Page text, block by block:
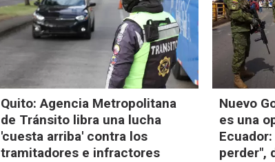
Quito: Agencia Metropolitana
de Tránsito libra una lucha
'cuesta arriba' contra los
tramitadores e infractores
Nuevo
es una
perder",